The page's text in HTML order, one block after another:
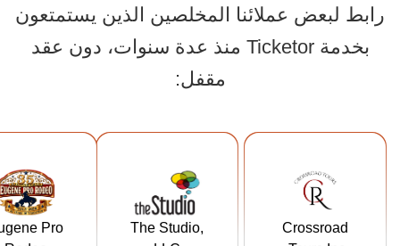
موثوق به من قبل
رابط لبعض عملائنا المخلصين الذين يستمتعون
بخدمة Ticketor منذ عدة سنوات، دون عقد
مقفل:
Crossroad
https://ar.ticke
tor.com/crossr
oadtours
The Studio,
https://tickets.t
hestudiorockf
ord.com
Pro
tickets.